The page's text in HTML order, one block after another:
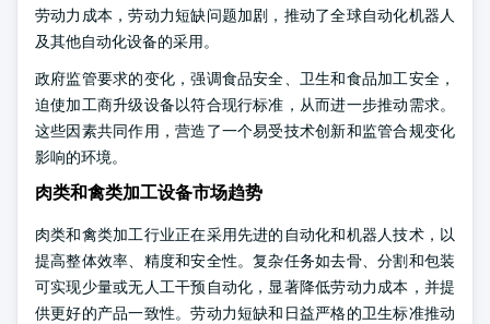
劳动力成本，劳动力短缺问题加剧，推动了全球自动化机器人
及其他自动化设备的采用。
政府监管要求的变化，强调食品安全、卫生和食品加工安全，
迫使加工商升级设备以符合现行标准，从而进一步推动需求。
这些因素共同作用，营造了一个易受技术创新和监管合规变化
影响的环境。
肉类和禽类加工设备市场趋势
肉类和禽类加工行业正在采用先进的自动化和机器人技术，以
提高整体效率、精度和安全性。复杂任务如去骨、分割和包装
可实现少量或无人工干预自动化，显著降低劳动力成本，并提
供更好的产品一致性。劳动力短缺和日益严格的卫生标准推动